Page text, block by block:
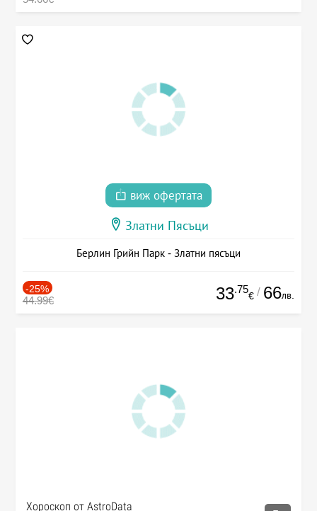
виж офертата
Златни Пясъци
Берлин Грийн Парк - Златни пясъци
-25%
44.99€ 33.75
€ / 66лв.
Хороскоп от AstroData